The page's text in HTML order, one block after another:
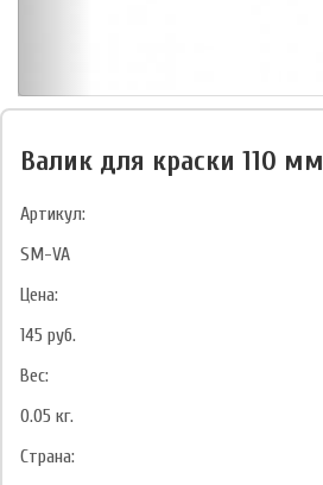
Валик для краски 110 мм
Артикул:
SM-VA
Цена:
145 руб.
Вес:
0.05 кг.
Страна: